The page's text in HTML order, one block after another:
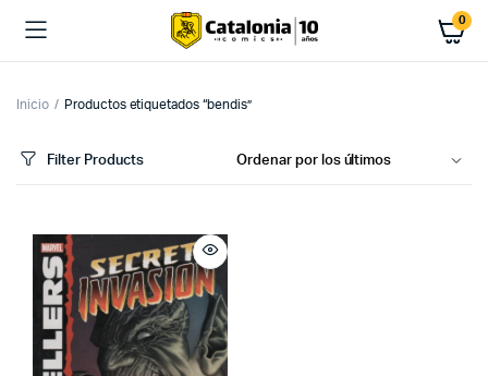
0
Inicio Productos etiquetados “bendis”
Filter Products